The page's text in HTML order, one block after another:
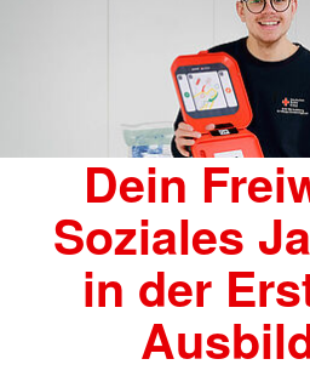
Dein
Soziales
in der